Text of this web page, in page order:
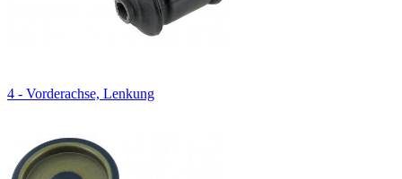
4 - Vorderachse, Lenkung